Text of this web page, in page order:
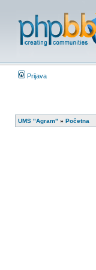
Prijava
UMS "Agram" » Početna